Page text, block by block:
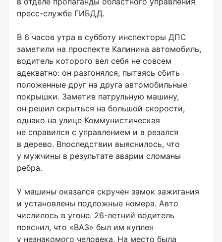
пресс-службе ГИБДД.
В 6 часов утра в субботу инспекторы ДПС
заметили на проспекте Калинина автомобиль,
водитель которого вел себя не совсем
адекватно: он разгонялся, пытаясь сбить
положенные друг на друга автомобильные
покрышки. Заметив патрульную машину,
он решил скрыться на большой скорости,
однако на улице Коммунистическая
не справился с управлением и в резался
в дерево. Впоследствии выяснилось, что
у мужчины в результате аварии сломаны
ребра.
У машины оказался скручен замок зажигания
и установлены подложные номера. Авто
числилось в угоне. 26-летний водитель
пояснил, что «ВАЗ» был им куплен
у незнакомого человека. На место была